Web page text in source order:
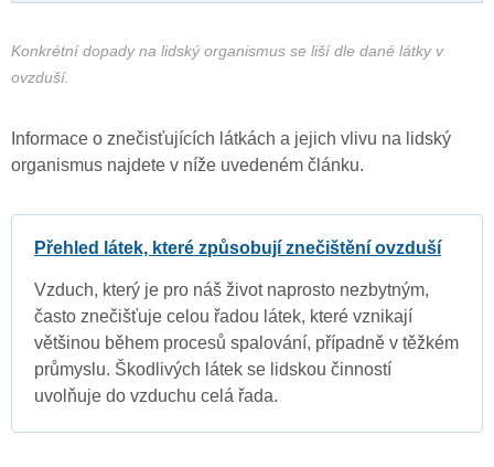
Konkrétní dopady na lidský organismus se liší dle dané látky v
ovzduší.
Informace o znečisťujících látkách a jejich vlivu na lidský
organismus najdete v níže uvedeném článku.
Přehled látek, které způsobují znečištění ovzduší
Vzduch, který je pro náš život naprosto nezbytným,
často znečišťuje celou řadou látek, které vznikají
většinou během procesů spalování, případně v těžkém
průmyslu. Škodlivých látek se lidskou činností
uvolňuje do vzduchu celá řada.